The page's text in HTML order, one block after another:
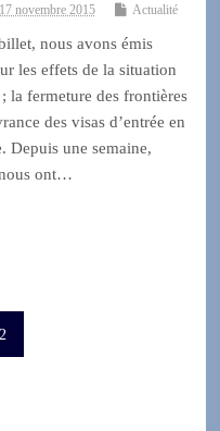
17 novembre 2015 Actualité
nous avons émis
les effets de la situation
la fermeture des frontières
des visas d’entrée en
Depuis une semaine,
ont…
2